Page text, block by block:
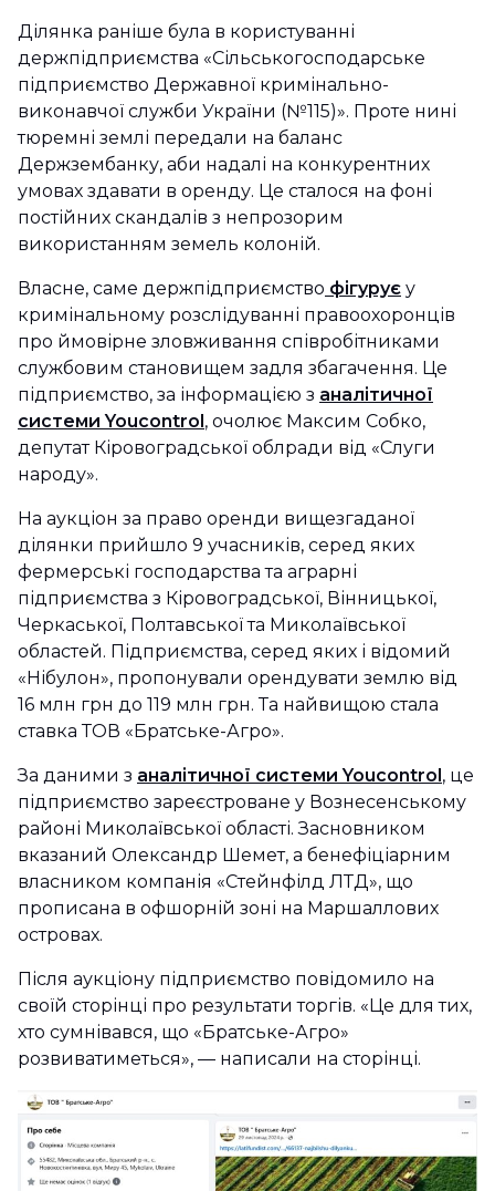
Ділянка раніше була в користуванні
держпідприємства «Сільськогосподарське
підприємство Державної кримінально-
виконавчої служби України (№115)». Проте нині
тюремні землі передали на баланс
Держзембанку, аби надалі на конкурентних
умовах здавати в оренду. Це сталося на фоні
постійних скандалів з непрозорим
використанням земель колоній.
Власне, саме держпідприємство фігурує у
кримінальному розслідуванні правоохоронців
про ймовірне зловживання співробітниками
службовим становищем задля збагачення. Це
підприємство, за інформацією з аналітичної
системи Youcontrol, очолює Максим Собко,
депутат Кіровоградської облради від «Слуги
народу».
На аукціон за право оренди вищезгаданої
ділянки прийшло 9 учасників, серед яких
фермерські господарства та аграрні
підприємства з Кіровоградської, Вінницької,
Черкаської, Полтавської та Миколаївської
областей. Підприємства, серед яких і відомий
«Нібулон», пропонували орендувати землю від
16 млн грн до 119 млн грн. Та найвищою стала
ставка ТОВ «Братське-Агро».
За даними з аналітичної системи Youcontrol, це
підприємство зареєстроване у Вознесенському
районі Миколаївської області. Засновником
вказаний Олександр Шемет, а бенефіціарним
власником компанія «Стейнфілд ЛТД», що
прописана в офшорній зоні на Маршаллових
островах.
Після аукціону підприємство повідомило на
своїй сторінці про результати торгів. «Це для тих,
хто сумнівався, що «Братське-Агро»
розвиватиметься», — написали на сторінці.